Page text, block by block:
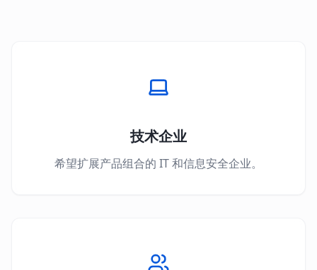
技术企业
希望扩展产品组合的 IT 和信息安全企业。